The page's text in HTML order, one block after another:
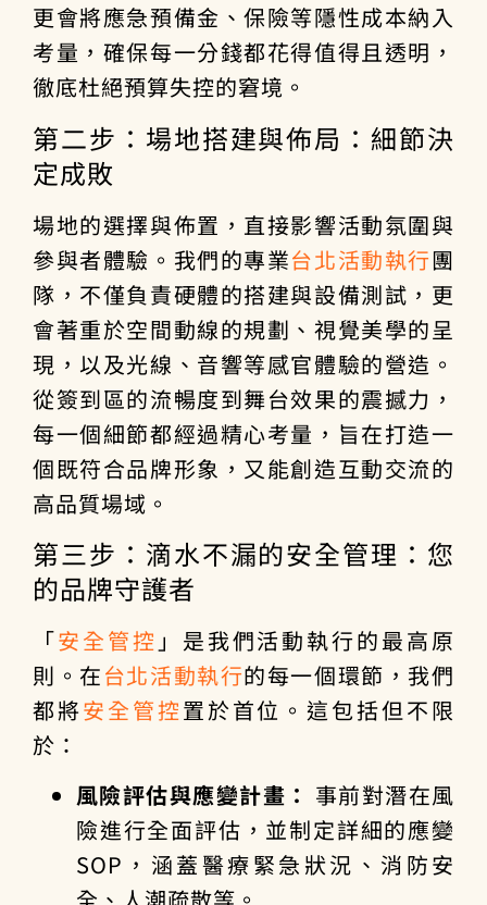
更會將應急預備金、保險等隱性成本納入
考量，確保每一分錢都花得值得且透明，
徹底杜絕預算失控的窘境。
第二步：場地搭建與佈局：細節決
定成敗
場地的選擇與佈置，直接影響活動氛圍與
參與者體驗。我們的專業台北活動執行團
隊，不僅負責硬體的搭建與設備測試，更
會著重於空間動線的規劃、視覺美學的呈
現，以及光線、音響等感官體驗的營造。
從簽到區的流暢度到舞台效果的震撼力，
每一個細節都經過精心考量，旨在打造一
個既符合品牌形象，又能創造互動交流的
高品質場域。
第三步：滴水不漏的安全管理：您
的品牌守護者
「安全管控 」是我們活動執行的最高原
則。在台北活動執行的每一個環節，我們
都將安全管控置於首位。這包括但不限
於：
風險評估與應變計畫： 事前對潛在風
險進行全面評估，並制定詳細的應變
SOP，涵蓋醫療緊急狀況、消防安